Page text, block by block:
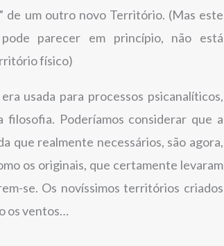
de um outro novo Território. (Mas este
parecer em princípio, não está
físico)
usada para processos psicanalíticos,
filosofia. Poderíamos considerar que a
que realmente necessários, são agora,
os originais, que certamente levaram
se. Os novíssimos territórios criados
os ventos…